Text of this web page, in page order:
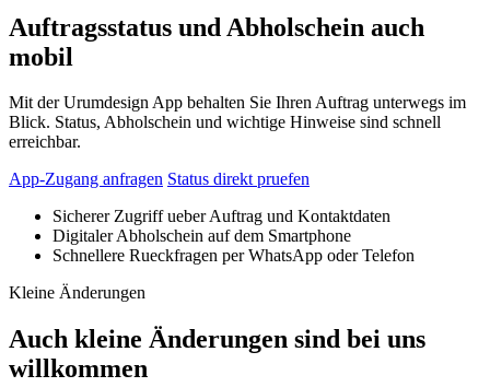
Auftragsstatus und Abholschein auch
mobil
Mit der Urumdesign App behalten Sie Ihren Auftrag unterwegs im
Blick. Status, Abholschein und wichtige Hinweise sind schnell
erreichbar.
App-Zugang anfragen Status direkt pruefen
Sicherer Zugriff ueber Auftrag und Kontaktdaten
Digitaler Abholschein auf dem Smartphone
Schnellere Rueckfragen per WhatsApp oder Telefon
Kleine Änderungen
Auch kleine Änderungen sind bei uns
willkommen